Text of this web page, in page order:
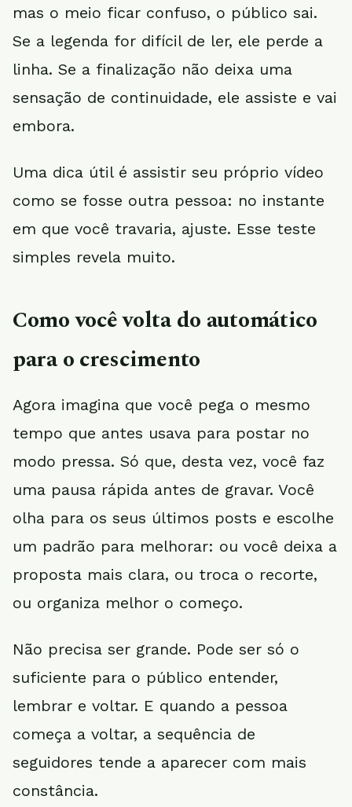
mas o meio ficar confuso, o público sai.
Se a legenda for difícil de ler, ele perde a
linha. Se a finalização não deixa uma
sensação de continuidade, ele assiste e vai
embora.
Uma dica útil é assistir seu próprio vídeo
como se fosse outra pessoa: no instante
em que você travaria, ajuste. Esse teste
simples revela muito.
Como você volta do automático
para o crescimento
Agora imagina que você pega o mesmo
tempo que antes usava para postar no
modo pressa. Só que, desta vez, você faz
uma pausa rápida antes de gravar. Você
olha para os seus últimos posts e escolhe
um padrão para melhorar: ou você deixa a
proposta mais clara, ou troca o recorte,
ou organiza melhor o começo.
Não precisa ser grande. Pode ser só o
suficiente para o público entender,
lembrar e voltar. E quando a pessoa
começa a voltar, a sequência de
seguidores tende a aparecer com mais
constância.